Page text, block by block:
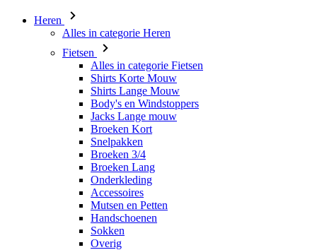
Heren
Alles in categorie Heren
Fietsen
Alles in categorie Fietsen
Shirts Korte Mouw
Shirts Lange Mouw
Body's en Windstoppers
Jacks Lange mouw
Broeken Kort
Snelpakken
Broeken 3/4
Broeken Lang
Onderkleding
Accessoires
Mutsen en Petten
Handschoenen
Sokken
Overig